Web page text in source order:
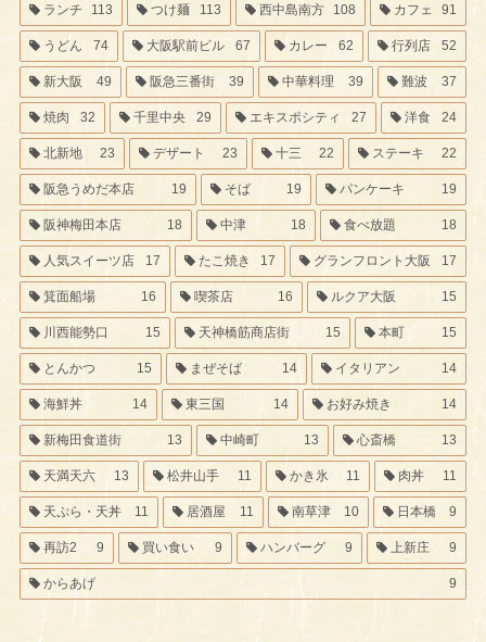
ランチ 113 つけ麺 113 西中島南方 108 カフェ 91
うどん 74 大阪駅前ビル 67 カレー 62 行列店 52
新大阪 49 阪急三番街 39 中華料理 39 難波 37
焼肉 32 千里中央 29 エキスポシティ 27 洋食 24
北新地 23 デザート 23 十三 22 ステーキ 22
阪急うめだ本店 19 そば 19 パンケーキ 19
阪神梅田本店 18 中津 18 食べ放題 18
人気スイーツ店 17 たこ焼き 17 グランフロント大阪 17
箕面船場 16 喫茶店 16 ルクア大阪 15
川西能勢口 15 天神橋筋商店街 15 本町 15
とんかつ 15 まぜそば 14 イタリアン 14
海鮮丼 14 東三国 14 お好み焼き 14
新梅田食道街 13 中崎町 13 心斎橋 13
天満天六 13 松井山手 11 かき氷 11 肉丼 11
天ぷら・天丼 11 居酒屋 11 南草津 10 日本橋 9
再訪2 9 買い食い 9 ハンバーグ 9 上新庄 9
からあげ 9